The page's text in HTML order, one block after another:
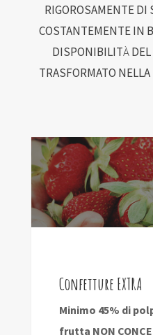
RIGOROSAMENTE DI
COSTANTEMENTE IN
DISPONIBILITÀ
TRASFORMATO
Confetture EXTRA
Minimo 45% di
frutta NON